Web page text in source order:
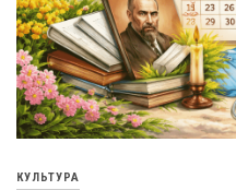
КУЛЬТУРА